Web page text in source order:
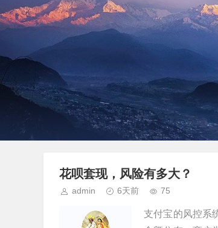
花呗套现，风险有多大？
admin 6天前 75
支付宝的风控系